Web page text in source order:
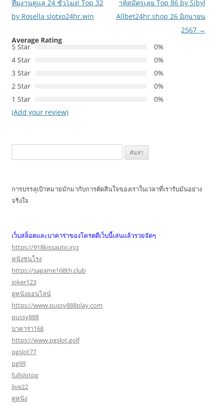
ทีมงานดูแล 24 ชั่วโมง! Top 32
by Rosella slotxo24hr.win
าท์สมัครเลย Top 86 by Sibyl
Allbet24hr.shop 26 มิถุนายน
2567 →
Average Rating
5 Star
0%
4 Star
0%
3 Star
0%
2 Star
0%
1 Star
0%
(Add your review)
สำหรับ:
การบรรลุเป้าหมายมักมากับการตัดสินใจของเราในเวลาที่เรารับมันอย่าง
จริงใจ
เว็บสล็อตและบาคาร่าของโครตดีเว็บนี้เล่นแล้วรวยจัดๆ
https://918kissauto.xyz
หนังชนโรง
https://sagame168th.club
joker123
ดูหนังออนไลน์
https://www.pussy888play.com
pussy888
บาคาร่า168
https://www.pgslot.golf
pgslot77
pg99
fullslotpg
live22
ดูหนัง